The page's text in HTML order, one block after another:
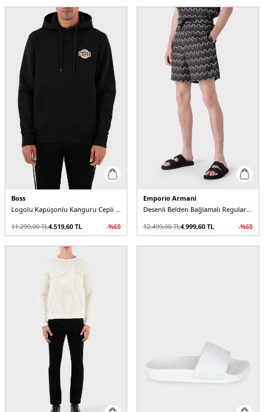
Boss
Logolu Kapüşonlu Kanguru Cepli Pamuklu Regular Fit Erkek Sweat
11.299,00TL4.519,60 TL -%60
Emporio Armani
Desenli Belden Bağlamalı Regular Fit Cepli Erkek Bermuda
12.499,00TL4.999,60 TL -%60